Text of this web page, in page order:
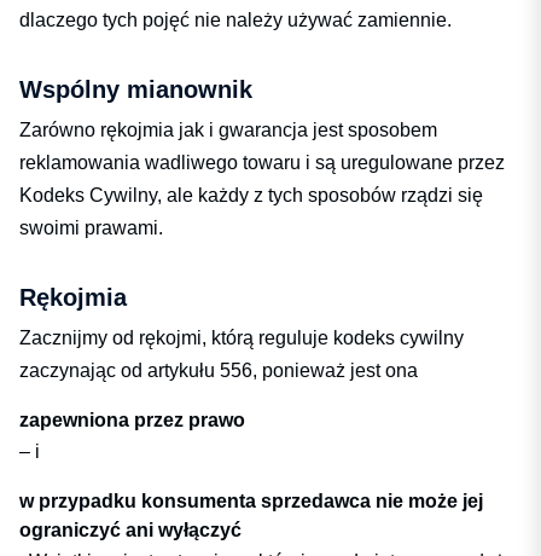
dlaczego tych pojęć nie należy używać zamiennie.
Wspólny mianownik
Zarówno rękojmia jak i gwarancja jest sposobem
reklamowania wadliwego towaru i są uregulowane przez
Kodeks Cywilny, ale każdy z tych sposobów rządzi się
swoimi prawami.
Rękojmia
Zacznijmy od rękojmi, którą reguluje kodeks cywilny
zaczynając od artykułu 556, ponieważ jest ona
zapewniona przez prawo
– i
w przypadku konsumenta sprzedawca nie może jej
ograniczyć ani wyłączyć